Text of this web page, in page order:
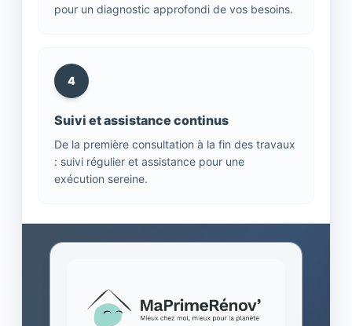
pour un diagnostic approfondi de vos besoins.
4
Suivi et assistance continus
De la première consultation à la fin des travaux
: suivi régulier et assistance pour une
exécution sereine.